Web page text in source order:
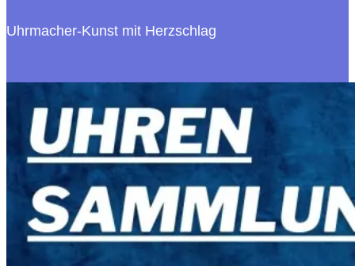
Uhrmacher-Kunst mit Herzschlag